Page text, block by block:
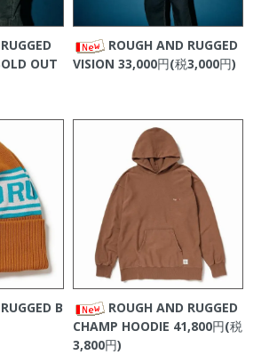
OUT
ROUGH AND RUGGED
VISION 33,000円(税3,000円)
B
ROUGH AND RUGGED
CHAMP HOODIE 41,800円(税
3,800円)